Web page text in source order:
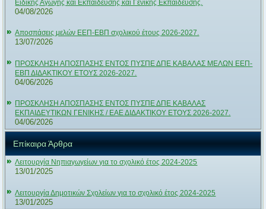
Ειδικής Αγωγής και Εκπαίδευσης και Γενικής Εκπαίδευσης.
04/08/2026
Αποσπάσεις μελών ΕΕΠ-ΕΒΠ σχολικού έτους 2026-2027.
13/07/2026
ΠΡΟΣΚΛΗΣΗ ΑΠΟΣΠΑΣΗΣ ΕΝΤΟΣ ΠΥΣΠΕ ΔΠΕ ΚΑΒΑΛΑΣ ΜΕΛΩΝ ΕΕΠ-
ΕΒΠ ΔΙΔΑΚΤΙΚΟΥ ΕΤΟΥΣ 2026-2027.
04/06/2026
ΠΡΟΣΚΛΗΣΗ ΑΠΟΣΠΑΣΗΣ ΕΝΤΟΣ ΠΥΣΠΕ ΔΠΕ ΚΑΒΑΛΑΣ
ΕΚΠΑΙΔΕΥΤΙΚΩΝ ΓΕΝΙΚΗΣ / ΕΑΕ ΔΙΔΑΚΤΙΚΟΥ ΕΤΟΥΣ 2026-2027.
04/06/2026
Επίκαιρα Άρθρα
Λειτουργία Νηπιαγωγείων για το σχολικό έτος 2024-2025
13/01/2025
Λειτουργία Δημοτικών Σχολείων για το σχολικό έτος 2024-2025
13/01/2025